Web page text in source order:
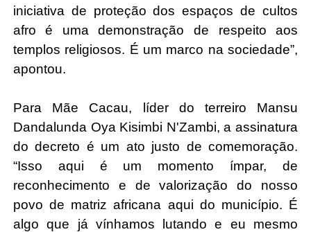
iniciativa de proteção dos espaços de cultos
afro é uma demonstração de respeito aos
templos religiosos. É um marco na sociedade”,
apontou.
Para Mãe Cacau,
líder do terreiro Mansu
Dandalunda Oya Kisimbi N'Zambi, a assinatura
do decreto é um ato justo de comemoração.
“Isso aqui é um momento ímpar, de
reconhecimento e de valorização do nosso
povo de matriz africana aqui do município. É
algo que já vínhamos lutando e eu mesmo